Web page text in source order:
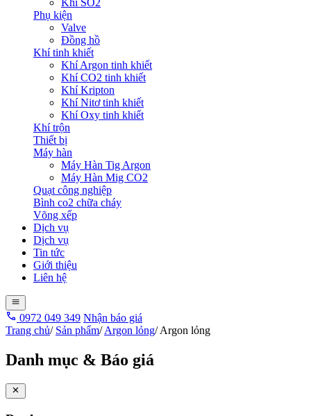
Khí SO2
Phụ kiện
Valve
Đồng hồ
Khí tinh khiết
Khí Argon tinh khiết
Khí CO2 tinh khiết
Khí Kripton
Khí Nitơ tinh khiết
Khí Oxy tinh khiết
Khí trộn
Thiết bị
Máy hàn
Máy Hàn Tig Argon
Máy Hàn Mig CO2
Quạt công nghiệp
Bình co2 chữa cháy
Võng xếp
Dịch vụ
Dịch vụ
Tin tức
Giới thiệu
Liên hệ
0972 049 349 Nhận báo giá
Trang chủ/ Sản phẩm/ Argon lỏng/ Argon lỏng
Danh mục & Báo giá